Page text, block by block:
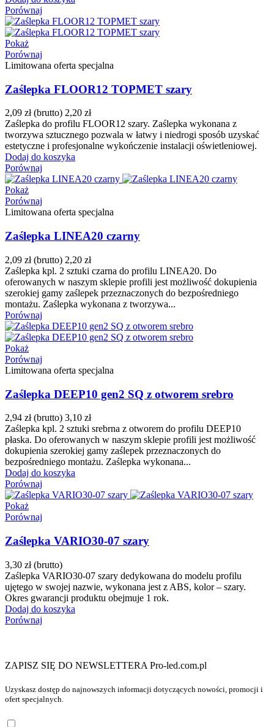
Porównaj
Pokaż
Porównaj
Limitowana oferta specjalna
Zaślepka FLOOR12 TOPMET szary
2,09 zł (brutto) 2,20 zł
Zaślepka do profilu FLOOR12 szary. Zaślepka wykonana z
tworzywa sztucznego pozwala w łatwy i niedrogi sposób uzyskać
estetyczne i profesjonalne wykończenie instalacji oświetleniowej.
Dodaj do koszyka
Porównaj
Pokaż
Porównaj
Limitowana oferta specjalna
Zaślepka LINEA20 czarny
2,09 zł (brutto) 2,20 zł
Zaślepka kpl. 2 sztuki czarna do profilu LINEA20. Do
oferowanych w naszym sklepie profili jest możliwość dokupienia
szerokiej gamy zaślepek przeznaczonych do bezpośredniego
montażu. Zaślepka wykonana z tworzywa...
Porównaj
Pokaż
Porównaj
Limitowana oferta specjalna
Zaślepka DEEP10 gen2 SQ z otworem srebro
2,94 zł (brutto) 3,10 zł
Zaślepka kpl. 2 sztuki srebrna z otworem do profilu DEEP10
płaska. Do oferowanych w naszym sklepie profili jest możliwość
dokupienia szerokiej gamy zaślepek przeznaczonych do
bezpośredniego montażu. Zaślepka wykonana...
Dodaj do koszyka
Porównaj
Pokaż
Porównaj
Zaślepka VARIO30-07 szary
3,30 zł (brutto)
Zaślepka VARIO30-07 szary dedykowana do modelu profilu
ujętego w swojej nazwie, wykonana jest z ABS, kolor – szary.
Okres gwarancji produktu obejmuje 1 rok.
Dodaj do koszyka
Porównaj
ZAPISZ SIĘ DO NEWSLETTERA Pro-led.com.pl
Uzyskasz dostęp do najnowszych informacji dotyczących nowości, promocji i
ofert specjalnych.